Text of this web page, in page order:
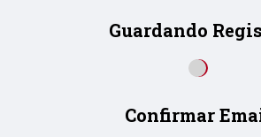
Guardando
Confirmar